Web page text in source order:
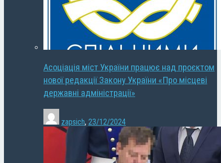
Асоціація міст України працює над проєктом
нової редакції Закону України «Про місцеві
державні адміністрації»
zapsich, 23/12/2024